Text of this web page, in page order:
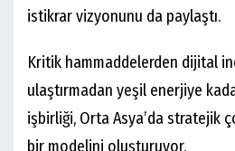
istikrar vizyonunu da paylaştı.
Kritik hammaddelerden dijital
ulaştırmadan yeşil enerjiye
işbirliği, Orta Asya’da stratejik
bir modelini oluşturuyor.